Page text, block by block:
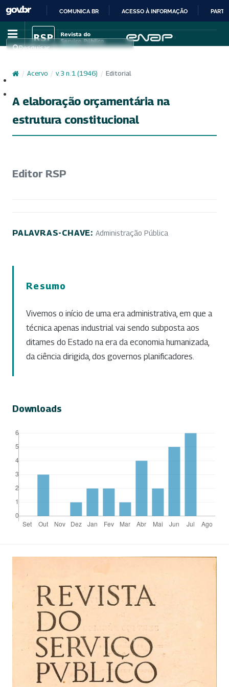
IR
PARA
CONTEÚDO
COMUNICA BR ACESSO À INFORMAÇÃO
Pesquisar
/ Acervo / v. 3 n. 1 (1946) / Editorial
A elaboração orçamentária na
estrutura constitucional
Editor RSP
PALAVRAS-CHAVE: Administração Pública
Resumo
Vivemos o início de uma era administrativa, em que a
técnica apenas industrial vai sendo subposta aos
ditames do Estado na era da economia humanizada,
da ciência dirigida, dos governos planificadores.
Downloads